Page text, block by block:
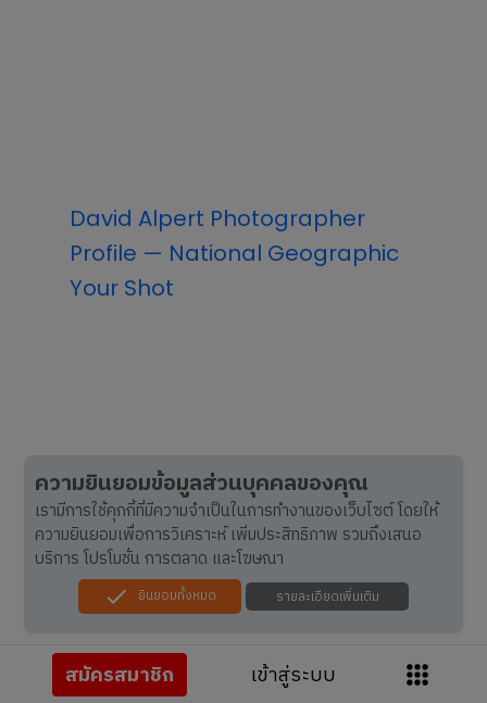
สมัครสมาชิก เข้าสู่ระบบ
David Alpert Photographer
Profile — National Geographic
Your Shot
ความยินยอมข้อมูลส่วนบุคคลของคุณ
เรามีการใช้คุกกี้ที่มีความจำเป็นในการทำงานของเว็บไซต์ โดยให้
ความยินยอมเพื่อการวิเคราะห์ เพิ่มประสิทธิภาพ รวมถึงเสนอ
บริการ โปรโมชั่น การตลาด และโฆษณา
ยินยอมทั้งหมด รายละเอียดเพิ่มเติม